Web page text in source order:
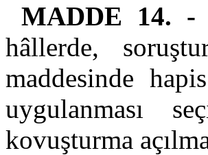
MADDE 14. -
hâllerde,
maddesinde
uygulanması
kovuşturma